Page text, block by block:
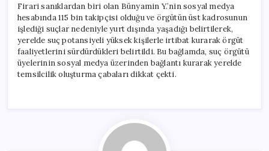
Firari sanıklardan biri olan Bünyamin Y.’nin sosyal medya
hesabında 115 bin takipçisi olduğu ve örgütün üst kadrosunun
işlediği suçlar nedeniyle yurt dışında yaşadığı belirtilerek,
yerelde suç potansiyeli yüksek kişilerle irtibat kurarak örgüt
faaliyetlerini sürdürdükleri belirtildi. Bu bağlamda, suç örgütü
üyelerinin sosyal medya üzerinden bağlantı kurarak yerelde
temsilcilik oluşturma çabaları dikkat çekti.